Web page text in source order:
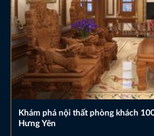
Khám phá nội thất phòng khách
Hưng Yên